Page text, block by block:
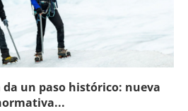
un paso histórico: nueva